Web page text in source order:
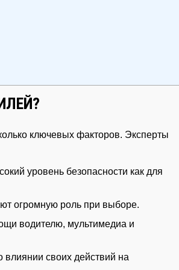
ключевых факторов. Эксперты
уровень безопасности как для
огромную роль при выборе.
водителю, мультимедиа и
своих действий на